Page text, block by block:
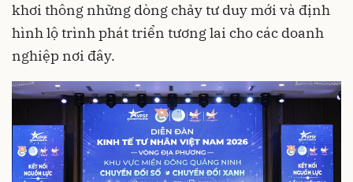
khơi thông những dòng chảy tư duy mới và định
hình lộ trình phát triển tương lai cho các doanh
nghiệp nơi đây.